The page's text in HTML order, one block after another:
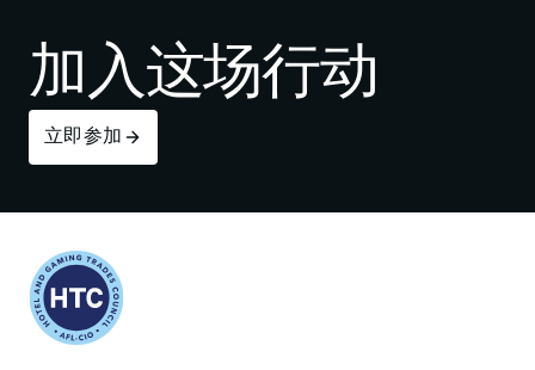
加入这场行动
立即参加
Return to homepage